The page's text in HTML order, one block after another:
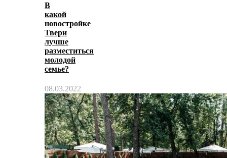
В
какой
новостройке
Твери
лучше
разместиться
молодой
семье?
08.03.2022